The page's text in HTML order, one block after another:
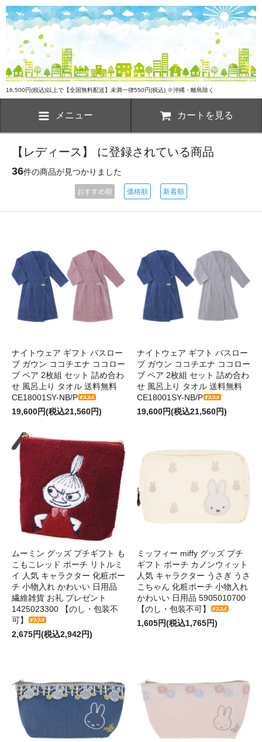
16,500円(税込)以上で【全国無料配送】未満一律550円(税込) ※沖縄・離島除く
メニュー カートを見る
【レディース】 に登録されている商品
36件の商品が見つかりました
おすすめ順 価格順 新着順
ナイトウェア ギフト バスロー
ブ ガウン ココチエナ ココロー
ブ ペア 2枚組 セット 詰め合わ
せ 風呂上り タオル 送料無料
CE18001SY-NB/P
19,600円(税込21,560円)
ナイトウェア ギフト バスロー
ブ ガウン ココチエナ ココロー
ブ ペア 2枚組 セット 詰め合わ
せ 風呂上り タオル 送料無料
CE18001SY-NB/P
19,600円(税込21,560円)
ムーミン グッズ プチギフト も
こもこレッド ポーチ リトルミ
イ 人気 キャラクター 化粧ポー
チ 小物入れ かわいい 日用品
繊維雑貨 お礼 プレゼント
1425023300 【のし・包装不
可】
2,675円(税込2,942円)
ミッフィー miffy グッズ プチ
ギフト ポーチ カノンウィット
人気 キャラクター うさぎ うさ
こちゃん 化粧ポーチ 小物入れ
かわいい 日用品 5905010700
【のし・包装不可】
1,605円(税込1,765円)